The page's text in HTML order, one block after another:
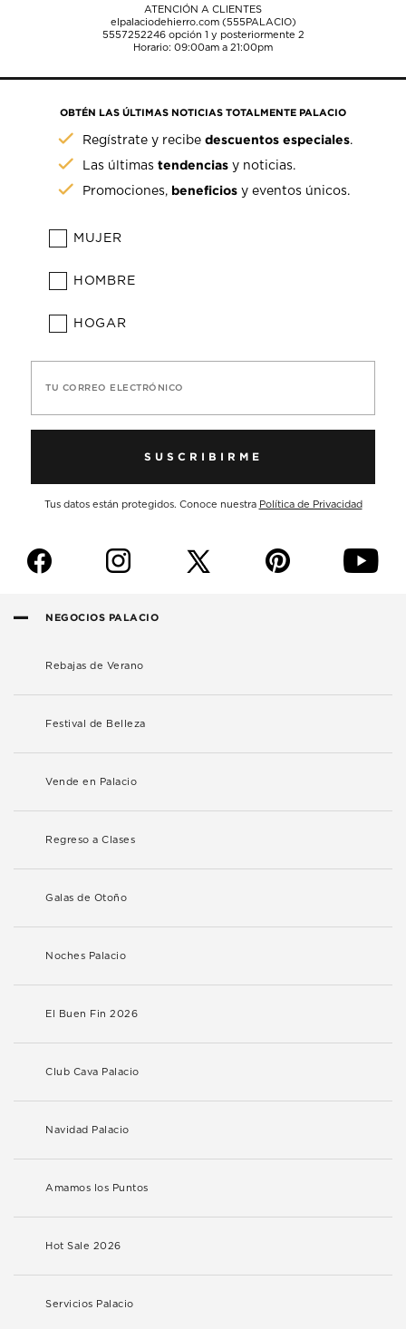
ATENCIÓN A CLIENTES
elpalaciodehierro.com (555PALACIO)
5557252246opción 1 y posteriormente 2
Horario: 09:00am a 21:00pm
OBTÉN LAS ÚLTIMAS NOTICIAS TOTALMENTE PALACIO
Regístrate y recibedescuentos especiales.
Las últimastendencias y noticias.
Promociones, beneficios y eventos únicos.
MUJER
HOMBRE
HOGAR
TU CORREO ELECTRÓNICO
SUSCRIBIRME
Tus datos están protegidos. Conoce nuestra Política de Privacidad
f i p y
NEGOCIOS PALACIO
Rebajas de Verano
Festival de Belleza
Vende en Palacio
Regreso a Clases
Galas de Otoño
Noches Palacio
El Buen Fin 2026
Club Cava Palacio
Navidad Palacio
Amamos los Puntos
Hot Sale 2026
Servicios Palacio